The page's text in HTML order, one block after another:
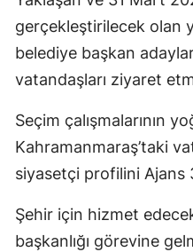
gerçekleştirilecek olan
belediye başkan
vatandaşları ziyaret
Seçim çalışmalarının
Kahramanmaraş’taki
siyasetçi profilini Ajans
Şehir için hizmet
başkanlığı görevine